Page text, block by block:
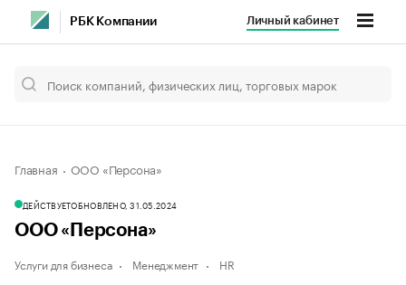
РБК Компании Личный кабинет
Главная ООО «Персона»
ДЕЙСТВУЕТОБНОВЛЕНО, 31.05.2024
ООО «Персона»
Услуги для бизнеса Менеджмент HR